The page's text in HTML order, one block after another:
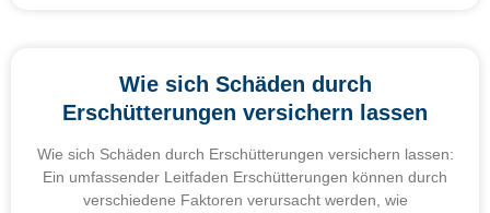
Wie sich Schäden durch
Erschütterungen versichern lassen
Wie sich Schäden durch Erschütterungen versichern lassen:
Ein umfassender Leitfaden Erschütterungen können durch
verschiedene Faktoren verursacht werden, wie